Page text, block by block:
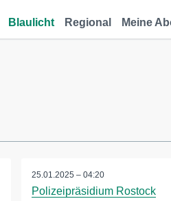
Blaulicht Regional Meine
25.01.2025 – 04:20
Polizeipräsidium Rostock